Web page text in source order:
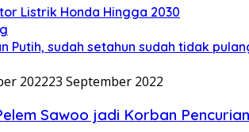
Listrik Honda Hingga 2030
Putih, sudah setahun sudah tidak
202223 September 2022
Sawoo jadi Korban